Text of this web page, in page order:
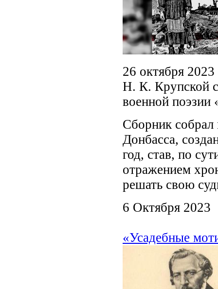
26 октября
Н. К. Крупской
военной поэзии
Сборник
Донбасса,
год, став, по
отражением
решать свою
6 Октября 2023
«Усадебные